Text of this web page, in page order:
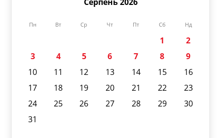
Пн Вт Ср Чт Пт Сб Нд
1
2
3
4 5 6 7 8
9
10
11 12 13 14 15
16
17
18 19 20 21 22
23
24
25 26 27 28 29
30
31